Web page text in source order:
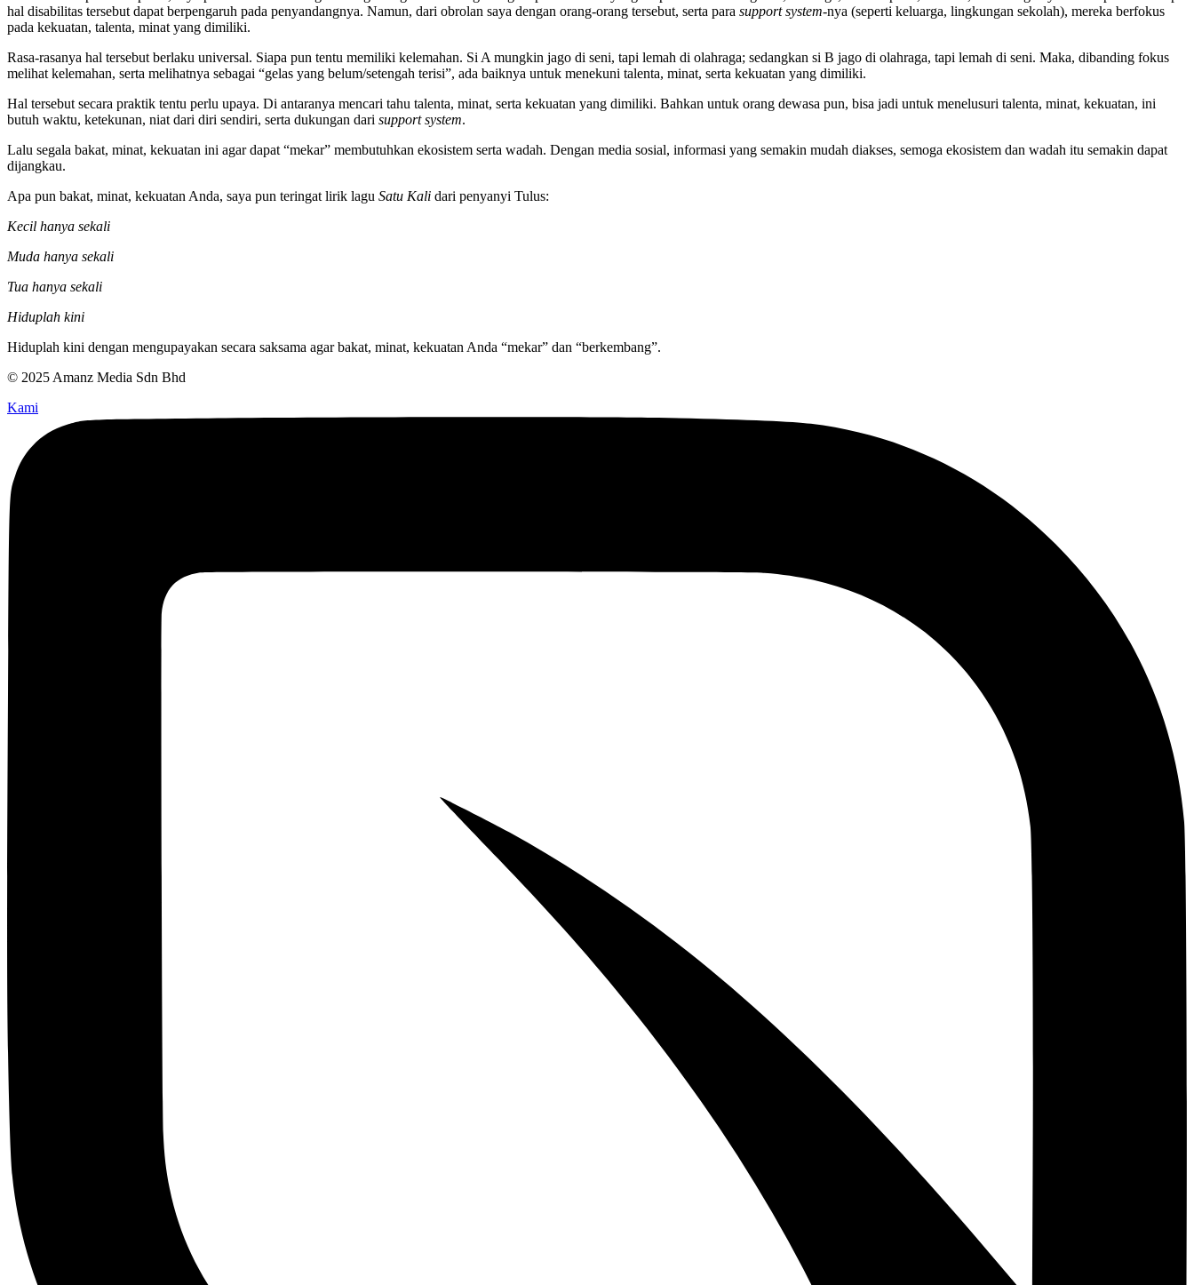
hal disabilitas tersebut dapat berpengaruh pada penyandangnya. Namun, dari obrolan saya dengan orang-orang tersebut, serta para support system-nya (seperti keluarga, lingkungan sekolah), mereka berfokus
pada kekuatan, talenta, minat yang dimiliki.
Rasa-rasanya hal tersebut berlaku universal. Siapa pun tentu memiliki kelemahan. Si A mungkin jago di seni, tapi lemah di olahraga; sedangkan si B jago di olahraga, tapi lemah di seni. Maka, dibanding fokus
melihat kelemahan, serta melihatnya sebagai “gelas yang belum/setengah terisi”, ada baiknya untuk menekuni talenta, minat, serta kekuatan yang dimiliki.
Hal tersebut secara praktik tentu perlu upaya. Di antaranya mencari tahu talenta, minat, serta kekuatan yang dimiliki. Bahkan untuk orang dewasa pun, bisa jadi untuk menelusuri talenta, minat, kekuatan, ini
butuh waktu, ketekunan, niat dari diri sendiri, serta dukungan dari support system.
Lalu segala bakat, minat, kekuatan ini agar dapat “mekar” membutuhkan ekosistem serta wadah. Dengan media sosial, informasi yang semakin mudah diakses, semoga ekosistem dan wadah itu semakin dapat
dijangkau.
Apa pun bakat, minat, kekuatan Anda, saya pun teringat lirik lagu Satu Kali dari penyanyi Tulus:
Kecil hanya sekali
Muda hanya sekali
Tua hanya sekali
Hiduplah kini
Hiduplah kini dengan mengupayakan secara saksama agar bakat, minat, kekuatan Anda “mekar” dan “berkembang”.
© 2025 Amanz Media Sdn Bhd
Kami